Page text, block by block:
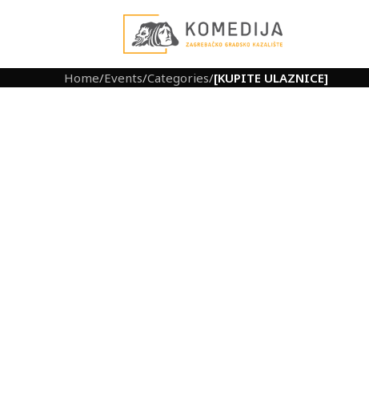
Home/Events/Categories/[KUPITE ULAZNICE]